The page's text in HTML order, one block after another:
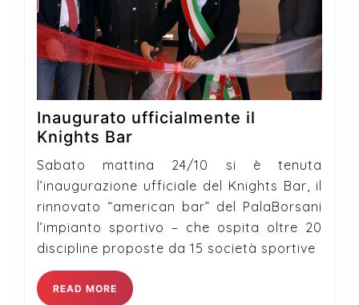
Inaugurato ufficialmente il
Knights Bar
ufficialmente
il
Knights
Bar
Sabato mattina 24/10 si è tenuta
l’inaugurazione ufficiale del Knights Bar, il
rinnovato “american bar” del PalaBorsani
l’impianto sportivo – che ospita oltre 20
discipline proposte da 15 società sportive
READ MORE READ
MORE